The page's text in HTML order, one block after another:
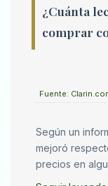
¿Cuánta
comprar
Fuente:
Según un
mejoró
precios en